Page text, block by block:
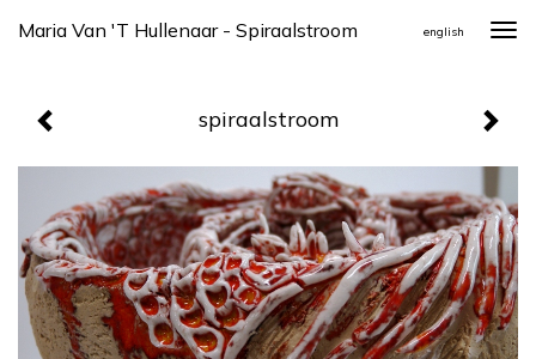
Maria Van 't Hullenaar - Spiraalstroom english
spiraalstroom